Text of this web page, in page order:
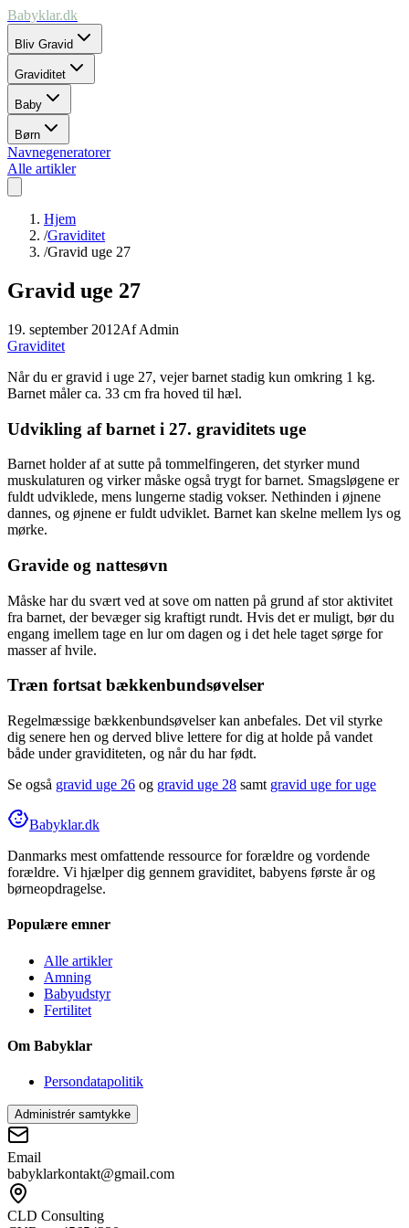
Babyklar.dk
Bliv Gravid
Graviditet
Baby
Børn
Navnegeneratorer
Alle artikler
Hjem
/Graviditet
/Gravid uge 27
Gravid uge 27
19. september 2012AfAdmin
Graviditet
Når du er gravid i uge 27, vejer barnet stadig kun omkring 1 kg.
Barnet måler ca. 33 cm fra hoved til hæl.
Udvikling af barnet i 27. graviditets uge
Barnet holder af at sutte på tommelfingeren, det styrker mund
muskulaturen og virker måske også trygt for barnet. Smagsløgene er
fuldt udviklede, mens lungerne stadig vokser. Nethinden i øjnene
dannes, og øjnene er fuldt udviklet. Barnet kan skelne mellem lys og
mørke.
Gravide og nattesøvn
Måske har du svært ved at sove om natten på grund af stor aktivitet
fra barnet, der bevæger sig kraftigt rundt. Hvis det er muligt, bør du
engang imellem tage en lur om dagen og i det hele taget sørge for
masser af hvile.
Træn fortsat bækkenbundsøvelser
Regelmæssige bækkenbundsøvelser kan anbefales. Det vil styrke
dig senere hen og derved blive lettere for dig at holde på vandet
både under graviditeten, og når du har født.
Se også gravid uge 26 og gravid uge 28 samt gravid uge for uge
Babyklar.dk
Danmarks mest omfattende ressource for forældre og vordende
forældre. Vi hjælper dig gennem graviditet, babyens første år og
børneopdragelse.
Populære emner
Alle artikler
Amning
Babyudstyr
Fertilitet
Om Babyklar
Persondatapolitik
Administrér samtykke
Email
babyklarkontakt@gmail.com
CLD Consulting